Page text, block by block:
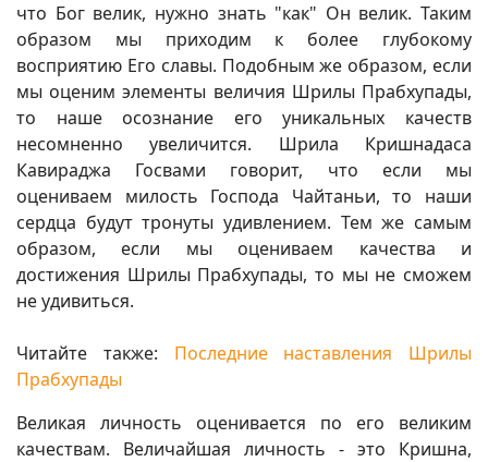
что Бог велик, нужно знать "как" Он велик. Таким
образом мы приходим к более глубокому
восприятию Его славы. Подобным же образом, если
мы оценим элементы величия Шрилы Прабхупады,
то наше осознание его уникальных качеств
несомненно увеличится. Шрила Кришнадаса
Кавираджа Госвами говорит, что если мы
оцениваем милость Господа Чайтаньи, то наши
сердца будут тронуты удивлением. Тем же самым
образом, если мы оцениваем качества и
достижения Шрилы Прабхупады, то мы не сможем
не удивиться.
Читайте также: Последние наставления Шрилы
Прабхупады
Великая личность оценивается по его великим
качествам. Величайшая личность - это Кришна,